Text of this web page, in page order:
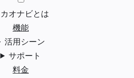
カオナビとは
機能
活用シーン
サポート
料金